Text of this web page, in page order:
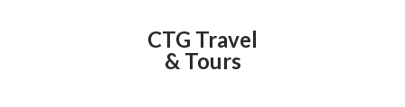
CTG Travel
& Tours